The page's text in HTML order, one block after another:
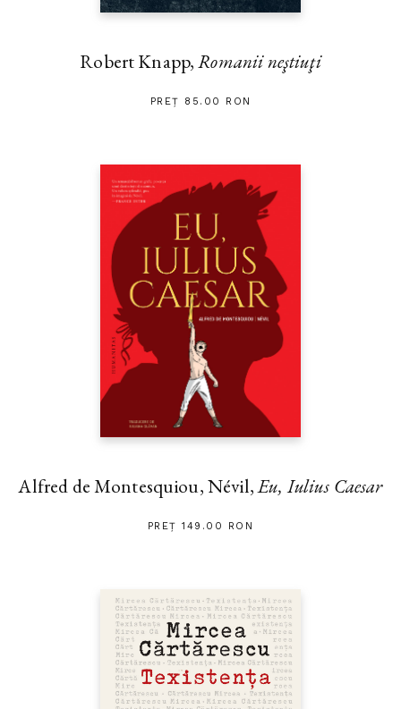
Robert Knapp,Romanii neştiuţi
PREȚ 85.00 RON
Alfred de Montesquiou, Névil,Eu, Iulius Caesar
PREȚ 149.00 RON